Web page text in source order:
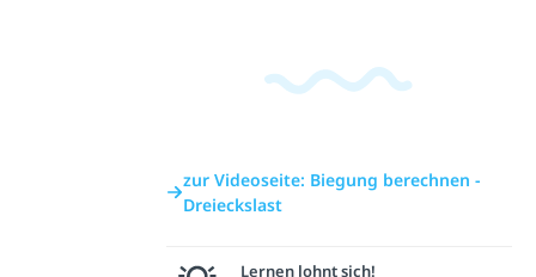
zur Videoseite: Biegung berechnen -
Dreieckslast
Lernen lohnt sich!